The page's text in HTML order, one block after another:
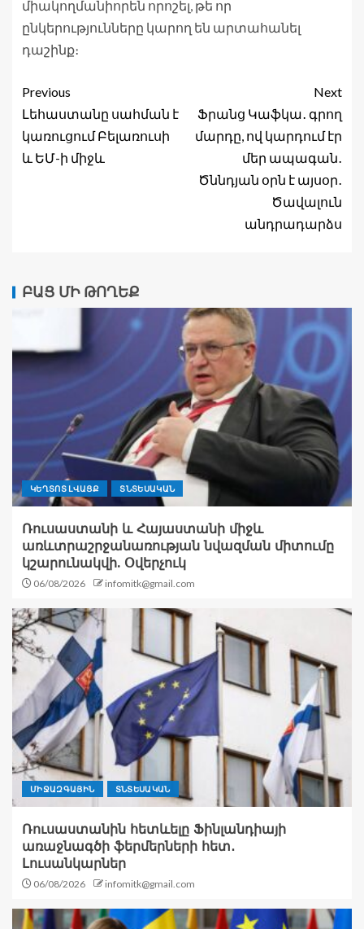
միակողմանիորեն որոշել, թե որ
ընկերությունները կարող են արտահանել
դաշինք։
Previous
Լեհաստանը սահման է
կառուցում Բելառուսի
և ԵՄ-ի միջև
Next
Ֆրանց Կաֆկա․ գրող
մարդը, ով կարդում էր
մեր ապագան․
Ծննդյան օրն է այսօր․
Ծավալուն
անդրադարձս
ԲԱՑ ՄԻ ԹՈՂԵՔ
ԿԵՂՏՈՏ ԼՎԱՑՔ ՏՆՏԵՍԱԿԱՆ
Ռուսաստանի և Հայաստանի միջև
առևտրաշրջանառության նվազման միտումը
կշարունակվի. Օվերչուկ
06/08/2026 infomitk@gmail.com
ՄԻՋԱԶԳԱՅԻՆ ՏՆՏԵՍԱԿԱՆ
Ռուսաստանին հետևելը Ֆինլանդիայի
առաջնագծի ֆերմերների հետ․
Լուսանկարներ
06/08/2026 infomitk@gmail.com